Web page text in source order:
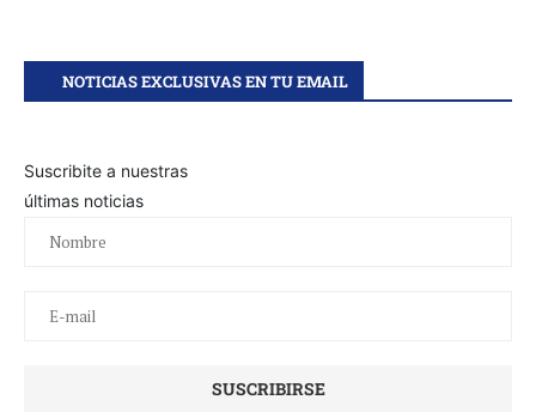
NOTICIAS EXCLUSIVAS EN TU EMAIL
Suscribite a nuestras
últimas noticias